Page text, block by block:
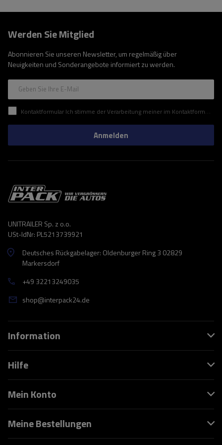
Werden Sie Mitglied
Abonnieren Sie unseren Newsletter, um regelmäßig über
Neuigkeiten und Sonderangebote informiert zu werden.
Geben Sie Ihre E-Mail
Kontaktformular Ich stimme der Verarbeitung meiner im Kontaktformular enthaltenen personenbezogenen Daten gemäß der Verordnung (EU) des Europäischen Parlaments und des Rates zu.
Anmelden
UNITRAILER Sp. z o.o.
USt-IdNr: PL5213739921
Deutsches Rückgabelager: Oldenburger Ring 3 02829
Markersdorf
+49 32213249035
shop@interpack24.de
Information
Hilfe
Mein Konto
Meine Bestellungen